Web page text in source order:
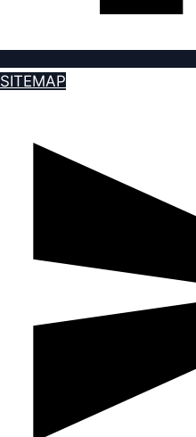
SITEMAP